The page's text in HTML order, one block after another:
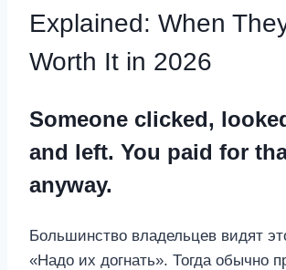
Explained: When
Worth It in 2026
Someone clicked,
and left. You paid for
anyway.
Большинство владельцев видят
«Надо их догнать». Тогда обычно